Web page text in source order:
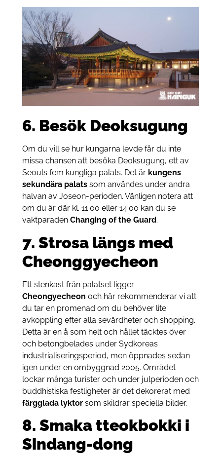
6. Besök Deoksugung
Om du vill se hur kungarna levde får du inte
missa chansen att besöka Deoksugung, ett av
Seouls fem kungliga palats. Det är kungens
sekundära palatssom användes under andra
halvan av Joseon-perioden. Vänligen notera att
om du är där kl. 11.00 eller 14.00 kan du se
vaktparaden Changing of the Guard.
7. Strosa längs med
Cheonggyecheon
Ett stenkast från palatset ligger
Cheongyecheon och här rekommenderar vi att
du tar en promenad om du behöver lite
avkoppling efter alla sevärdheter och shopping.
Detta är en å som helt och hållet täcktes över
och betongbelades under Sydkoreas
industrialiseringsperiod, men öppnades sedan
igen under en ombyggnad 2005. Området
lockar många turister och under julperioden och
buddhistiska festligheter är det dekorerat med
färgglada lyktorsom skildrar speciella bilder.
8. Smaka tteokbokki i
Sindang-dong